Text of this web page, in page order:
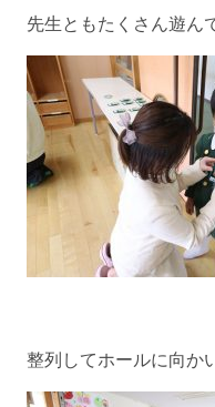
先生ともたくさん遊ん
整列してホールに向か